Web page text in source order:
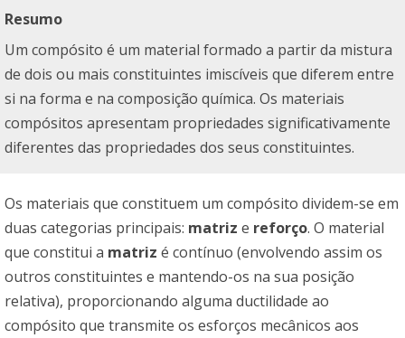
Resumo
Um compósito é um material formado a partir da mistura
de dois ou mais constituintes imiscíveis que diferem entre
si na forma e na composição química. Os materiais
compósitos apresentam propriedades significativamente
diferentes das propriedades dos seus constituintes.
Os materiais que constituem um compósito dividem-se em
duas categorias principais: matriz e reforço. O material
que constitui a matriz é contínuo (envolvendo assim os
outros constituintes e mantendo-os na sua posição
relativa), proporcionando alguma ductilidade ao
compósito que transmite os esforços mecânicos aos